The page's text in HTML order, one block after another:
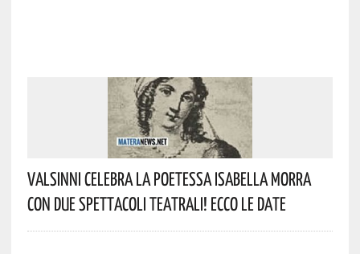
Valsinni Celebra La Poetessa Isabella Morra
Con Due Spettacoli Teatrali! Ecco Le Date